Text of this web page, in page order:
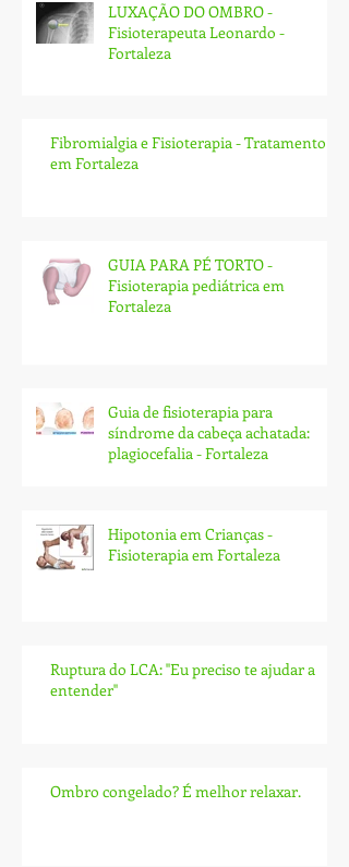
LUXAÇÃO DO OMBRO -
Fisioterapeuta Leonardo -
Fortaleza
Fibromialgia e Fisioterapia - Tratamento
em Fortaleza
GUIA PARA PÉ TORTO -
Fisioterapia pediátrica em
Fortaleza
Guia de fisioterapia para
síndrome da cabeça achatada:
plagiocefalia - Fortaleza
Hipotonia em Crianças -
Fisioterapia em Fortaleza
Ruptura do LCA: ''Eu preciso te ajudar a
entender''
Ombro congelado? É melhor relaxar.